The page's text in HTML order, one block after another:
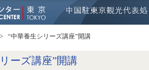
“中華養生シリーズ講座”開講
ーズ講座”開講